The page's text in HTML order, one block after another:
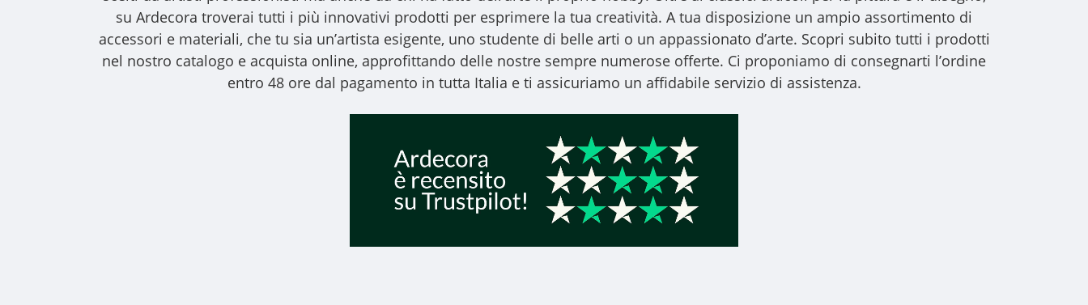
su Ardecora troverai tutti i più innovativi prodotti per esprimere la tua creatività. A tua disposizione un ampio assortimento di
accessori e materiali, che tu sia un’artista esigente, uno studente di belle arti o un appassionato d’arte. Scopri subito tutti i prodotti
nel nostro catalogo e acquista online, approfittando delle nostre sempre numerose offerte. Ci proponiamo di consegnarti l’ordine
entro 48 ore dal pagamento in tutta Italia e ti assicuriamo un affidabile servizio di assistenza.